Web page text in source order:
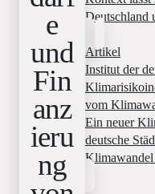
e
und
Fin
anz
ieru
ng
Deutschland
Artikel
Institut der
vom
Ein neuer
deutsche